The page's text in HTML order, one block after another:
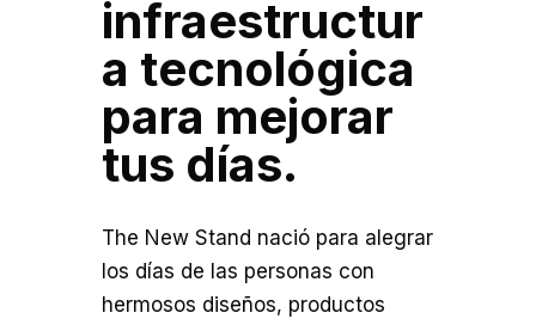
infraestructur
a tecnológica
para mejorar
tus días.
The New Stand nació para alegrar
los días de las personas con
hermosos diseños, productos